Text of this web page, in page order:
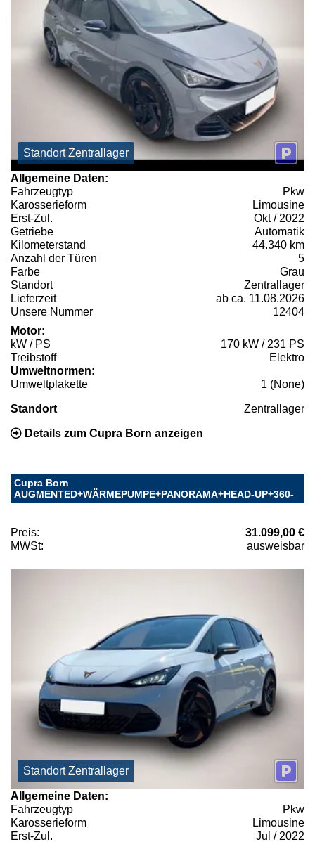
Standort Zentrallager
Allgemeine Daten:
Fahrzeugtyp
Pkw
Karosserieform
Limousine
Erst-Zul.
Okt / 2022
Getriebe
Automatik
Kilometerstand
44.340 km
Anzahl der Türen
5
Farbe
Grau
Standort
Zentrallager
Lieferzeit
ab ca. 11.08.2026
Unsere Nummer
12404
Motor:
kW / PS
170 kW / 231 PS
Treibstoff
Elektro
Umweltnormen:
Umweltplakette
1 (None)
Standort Zentrallager
Details zum Cupra Born anzeigen
Cupra Born
AUGMENTED+WÄRMEPUMPE+PANORAMA+HEAD-UP+360-
Preis:
31.099,00 €
MWSt:
ausweisbar
Standort Zentrallager
Allgemeine Daten:
Fahrzeugtyp
Pkw
Karosserieform
Limousine
Erst-Zul.
Jul / 2022